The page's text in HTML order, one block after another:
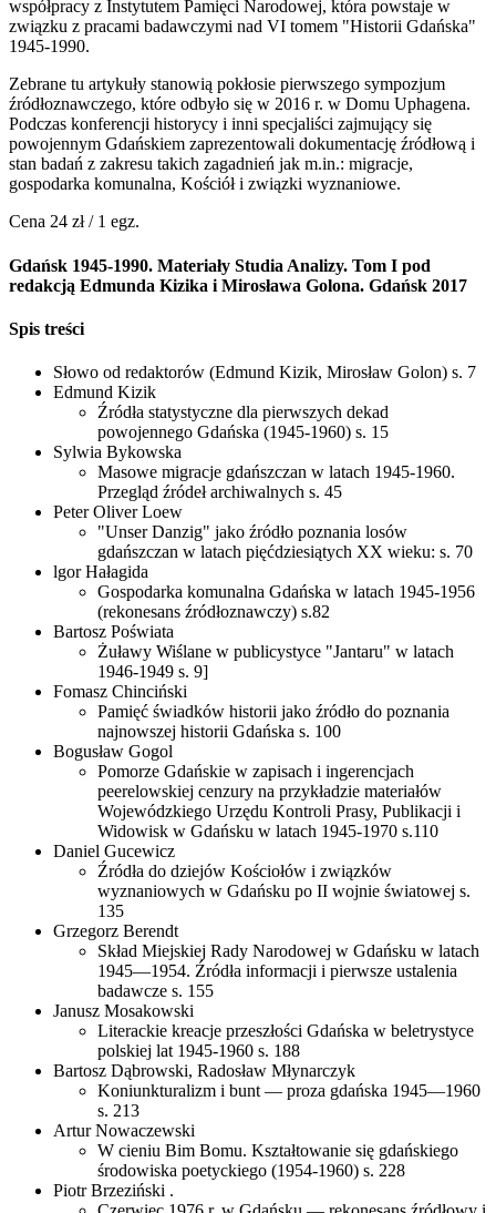
współpracy z Instytutem Pamięci Narodowej, która powstaje w
związku z pracami badawczymi nad VI tomem "Historii Gdańska"
1945-1990.
Zebrane tu artykuły stanowią pokłosie pierwszego sympozjum
źródłoznawczego, które odbyło się w 2016 r. w Domu Uphagena.
Podczas konferencji historycy i inni specjaliści zajmujący się
powojennym Gdańskiem zaprezentowali dokumentację źródłową i
stan badań z zakresu takich zagadnień jak m.in.: migracje,
gospodarka komunalna, Kościół i związki wyznaniowe.
Cena 24 zł / 1 egz.
Gdańsk 1945-1990. Materiały Studia Analizy. Tom I pod
redakcją Edmunda Kizika i Mirosława Golona. Gdańsk 2017
Spis treści
Słowo od redaktorów (Edmund Kizik, Mirosław Golon) s. 7
Edmund Kizik
Źródła statystyczne dla pierwszych dekad
powojennego Gdańska (1945-1960) s. 15
Sylwia Bykowska
Masowe migracje gdańszczan w latach 1945-1960.
Przegląd źródeł archiwalnych s. 45
Peter Oliver Loew
"Unser Danzig" jako źródło poznania losów
gdańszczan w latach pięćdziesiątych XX wieku: s. 70
lgor Hałagida
Gospodarka komunalna Gdańska w latach 1945-1956
(rekonesans źródłoznawczy) s.82
Bartosz Poświata
Żuławy Wiślane w publicystyce "Jantaru" w latach
1946-1949 s. 9]
Fomasz Chinciński
Pamięć świadków historii jako źródło do poznania
najnowszej historii Gdańska s. 100
Bogusław Gogol
Pomorze Gdańskie w zapisach i ingerencjach
peerelowskiej cenzury na przykładzie materiałów
Wojewódzkiego Urzędu Kontroli Prasy, Publikacji i
Widowisk w Gdańsku w latach 1945-1970 s.110
Daniel Gucewicz
Źródła do dziejów Kościołów i związków
wyznaniowych w Gdańsku po II wojnie światowej s.
135
Grzegorz Berendt
Skład Miejskiej Rady Narodowej w Gdańsku w latach
1945—1954. Źródła informacji i pierwsze ustalenia
badawcze s. 155
Janusz Mosakowski
Literackie kreacje przeszłości Gdańska w beletrystyce
polskiej lat 1945-1960 s. 188
Bartosz Dąbrowski, Radosław Młynarczyk
Koniunkturalizm i bunt — proza gdańska 1945—1960
s. 213
Artur Nowaczewski
W cieniu Bim Bomu. Kształtowanie się gdańskiego
środowiska poetyckiego (1954-1960) s. 228
Piotr Brzeziński .